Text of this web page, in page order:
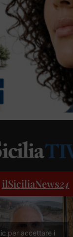
ilSiciliaNews24
per accettare i